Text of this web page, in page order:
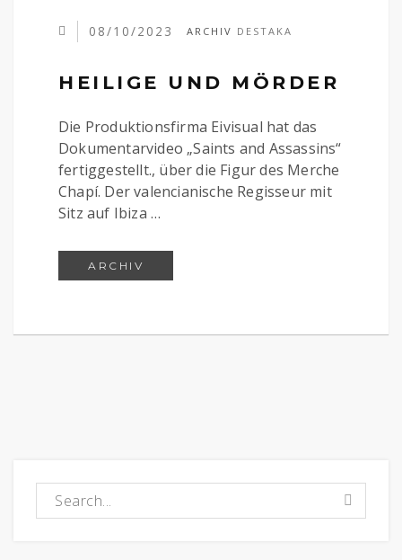
08/10/2023 ARCHIV DESTAKA
HEILIGE UND MÖRDER
Die Produktionsfirma Eivisual hat das
Dokumentarvideo „Saints and Assassins“
fertiggestellt., über die Figur des Merche
Chapí. Der valencianische Regisseur mit
Sitz auf Ibiza …
ARCHIV
Suchen nach: